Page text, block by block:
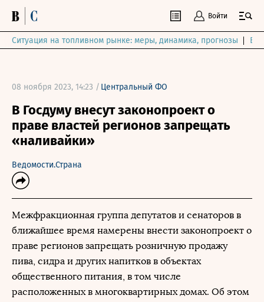
Войти
Ситуация на топливном рынке: меры, динамика, прогнозы
08 ноября 2023, 14:23 / Центральный ФО
В Госдуму внесут законопроект о
праве властей регионов запрещать
«наливайки»
Ведомости.Страна
Межфракционная группа депутатов и сенаторов в
ближайшее время намерены внести законопроект о
праве регионов запрещать розничную продажу
пива, сидра и других напитков в объектах
общественного питания, в том числе
расположенных в многоквартирных домах. Об этом